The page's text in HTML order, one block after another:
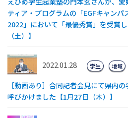
ティア・プログラムの「EGFキャンパ
2022」において「最優秀賞」を受賞
（土）】
2022.01.28
［動画あり］合同記者会見にて県内
呼びかけました【1月27日（木）】
学生 地域